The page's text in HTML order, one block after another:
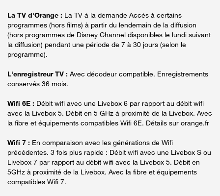
La TV d'Orange : La TV à la demande Accès à certains
programmes (hors films) à partir du lendemain de la diffusion
(hors programmes de Disney Channel disponibles le lundi suivant
la diffusion) pendant une période de 7 à 30 jours (selon le
programme).
L'enregistreur TV : Avec décodeur compatible. Enregistrements
conservés 36 mois.
Wifi 6E : Débit wifi avec une Livebox 6 par rapport au débit wifi
avec la Livebox 5. Débit en 5 GHz à proximité de la Livebox. Avec
la fibre et équipements compatibles Wifi 6E. Détails sur orange.fr
Wifi 7 : En comparaison avec les générations de Wifi
précédentes. 3 fois plus rapide : Débit wifi avec une Livebox S ou
Livebox 7 par rapport au débit wifi avec la Livebox 5. Débit en
5GHz à proximité de la Livebox. Avec la fibre et équipements
compatibles Wifi 7.